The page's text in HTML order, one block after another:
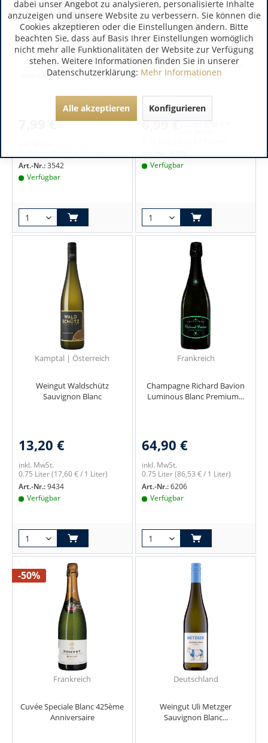
Pfalz | Deutschland
Weingut Uli Metzger
Weissweincuvèe "Petit Blanc"
7,99 €
Art.-Nr.:3542
Verfügbar
Deutschland
Brogsitter Légère Blanc de
Blancs trocken
8,80 €
6,99 €vorher6,99 € *
Verfügbar
Kamptal | Österreich
Weingut Waldschütz
Sauvignon Blanc
13,20 €
inkl. MwSt.
0.75 Liter(17,60 € / 1 Liter)
Art.-Nr.:9434
Verfügbar
Frankreich
Champagne Richard Bavion
Luminous Blanc Premium...
64,90 €
inkl. MwSt.
0.75 Liter(86,53 € / 1 Liter)
Art.-Nr.:6206
Verfügbar
-50%
Frankreich
Cuvée Speciale Blanc 425ème
Anniversaire
Deutschland
Weingut Uli Metzger
Sauvignon Blanc...
dabei unser Angebot zu analysieren, personalisierte Inhalte
anzuzeigen und unsere Website zu verbessern. Sie können die
Cookies akzeptieren oder die Einstellungen ändern. Bitte
beachten Sie, dass auf Basis Ihrer Einstellungen womöglich
nicht mehr alle Funktionalitäten der Website zur Verfügung
stehen. Weitere Informationen finden Sie in unserer
Datenschutzerklärung: Mehr Informationen
Alle akzeptieren Konfigurieren